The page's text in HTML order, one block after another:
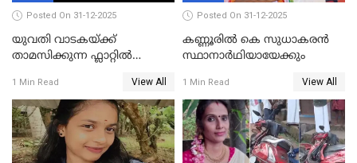
Posted On 31-12-2025
യുവതി വാടകയ്ക്ക്
താമസിക്കുന്ന ഫ്ലാറ്റില്‍
സംഭവം കൈതപ്പൊയിലില്‍
1 Min Read View All
Posted On 31-12-2025
കണ്ണൂരിൽ കെ സുധാകരൻ
സ്ഥാനാർഥിയായേക്കും
1 Min Read View All